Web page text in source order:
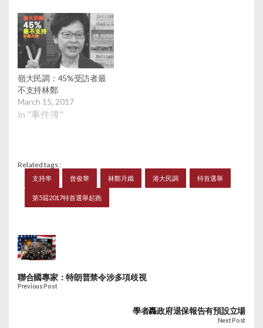
嶺大民調：45%受訪者最
不支持林鄭
March 15, 2017
In "事件簿"
Related tags :
支持率 曾俊華 林鄭月娥 港大民調 特首選舉
第5屆2017特首選舉起跑
聯合國專家：特朗普禁令涉多項歧視
Previous Post
學者轟政府退保報告有預設立場
Next Post